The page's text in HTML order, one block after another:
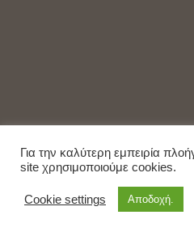
Για την καλύτερη εμπειρία
site χρησιμοποιούμε cookies.
Cookie settings Αποδοχή.